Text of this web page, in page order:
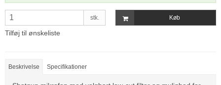
stk. Køb
Tilføj til ønskeliste
Beskrivelse Specifikationer